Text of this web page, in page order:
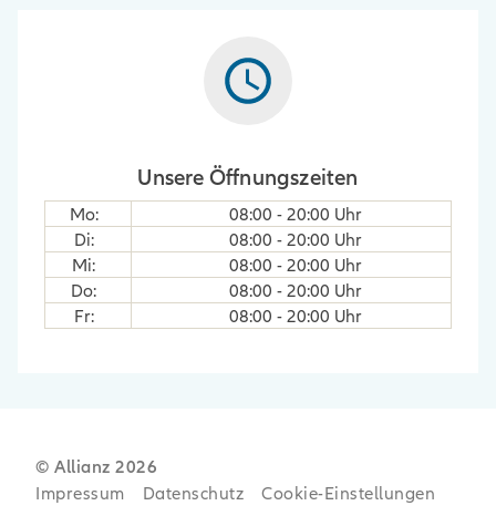
Unsere Öffnungszeiten
Mo: 08:00 - 20:00 Uhr
Di: 08:00 - 20:00 Uhr
Mi: 08:00 - 20:00 Uhr
Do: 08:00 - 20:00 Uhr
Fr: 08:00 - 20:00 Uhr
© Allianz 2026
Impressum
Datenschutz Cookie-Einstellungen